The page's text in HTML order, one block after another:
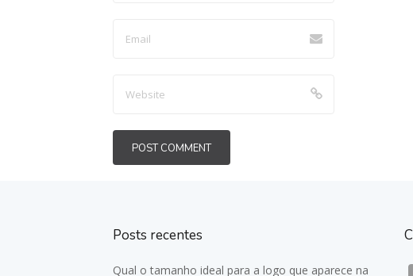
Posts recentes
Qual o tamanho ideal para a logo que aparece na